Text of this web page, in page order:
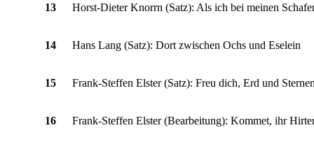
13 Horst-Dieter Knorrn (Satz): Als ich bei meinen
14 Hans Lang (Satz): Dort zwischen Ochs und Eselein
15 Frank-Steffen Elster (Satz): Freu dich, Erd und
16 Frank-Steffen Elster (Bearbeitung): Kommet, ihr